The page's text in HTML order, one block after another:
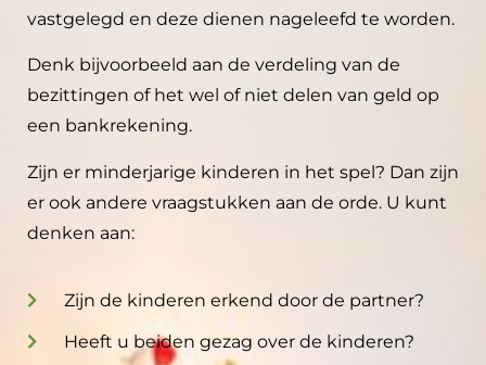
vastgelegd en deze dienen nageleefd te worden.
Denk bijvoorbeeld aan de verdeling van de
bezittingen of het wel of niet delen van geld op
een bankrekening.
Zijn er minderjarige kinderen in het spel? Dan zijn
er ook andere vraagstukken aan de orde. U kunt
denken aan:
Zijn de kinderen erkend door de partner?
Heeft u beiden gezag over de kinderen?